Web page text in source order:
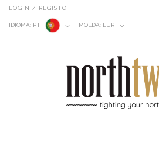
LOGIN / REGISTO
IDIOMA: PT MOEDA: EUR